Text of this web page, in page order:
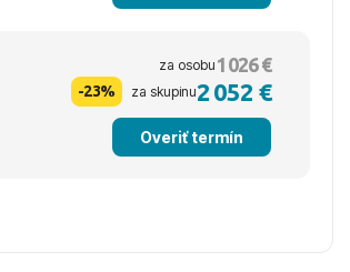
za osobu 1 026 €
-23% za skupinu2 052 €
Overiť termín